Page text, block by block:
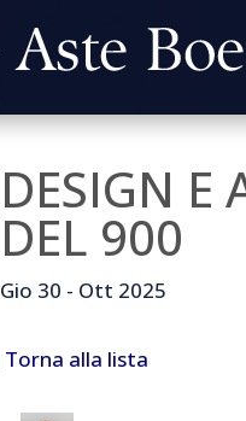
DESIGN E
DEL 900
Gio 30 - Ott 2025
Torna alla lista